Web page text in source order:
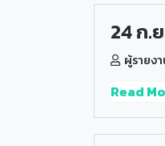
24 ก.
ผู้รายง
Read